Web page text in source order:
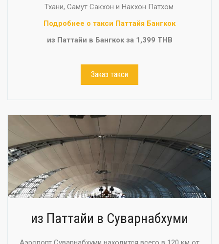
Тхани, Самут Сакхон и Накхон Патхом.
Подробнее о такси Паттайя Бангкок
из Паттайи в Бангкок за 1,399 THB
Заказ такси
из Паттайи в Суварнабхуми